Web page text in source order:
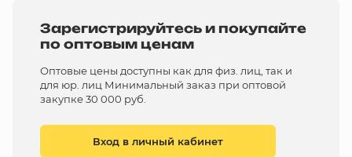
Зарегистрируйтесь и покупайте
по оптовым ценам
Оптовые цены доступны как для физ. лиц, так и
для юр. лиц Минимальный заказ при оптовой
закупке 30 000 руб.
Вход в личный кабинет